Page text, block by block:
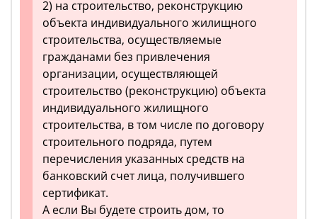
2) на строительство, реконструкцию
объекта индивидуального жилищного
строительства, осуществляемые
гражданами без привлечения
организации, осуществляющей
строительство (реконструкцию) объекта
индивидуального жилищного
строительства, в том числе по договору
строительного подряда, путем
перечисления указанных средств на
банковский счет лица, получившего
сертификат.
А если Вы будете строить дом, то